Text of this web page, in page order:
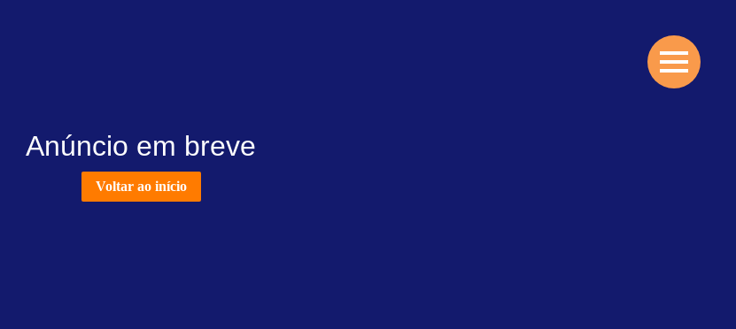
Anúncio em breve
Voltar ao início